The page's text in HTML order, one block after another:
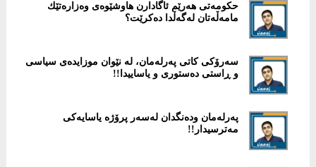
حكومەتی هەرێم ئاگادارن هاوشێوەی وەزارەتێك
مامەڵەتان لەگەڵدا دەکرێت؟
سەرۆکی کاتی پەرلەمان، لە نێوان موزایدەی سیاسی
و ڕاستی دەستوری و یاساییدا!!
پەرلەمان ودەنگدان لەسەر پرۆژە یاسایەكی
مەترسیدار!!